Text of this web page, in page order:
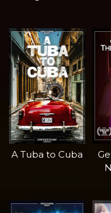
A Tuba to Cuba